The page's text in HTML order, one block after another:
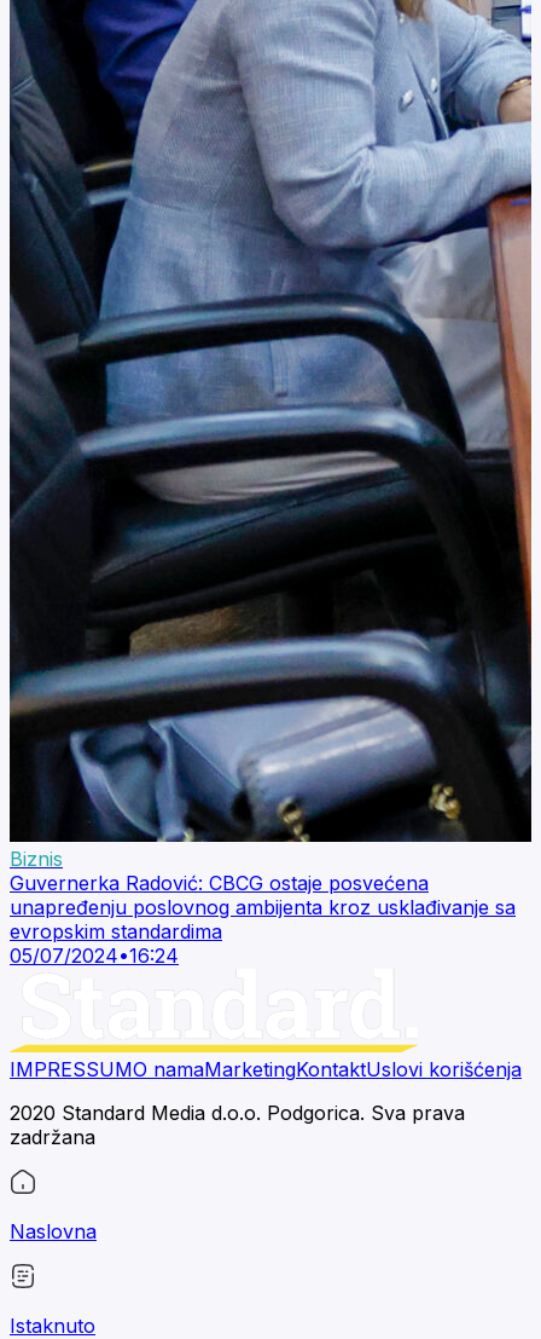
Biznis
Guvernerka Radović: CBCG ostaje posvećena
unapređenju poslovnog ambijenta kroz usklađivanje sa
evropskim standardima
05/07/2024•16:24
IMPRESSUMO namaMarketingKontaktUslovi korišćenja
2020 Standard Media d.o.o. Podgorica. Sva prava
zadržana
Naslovna
Istaknuto